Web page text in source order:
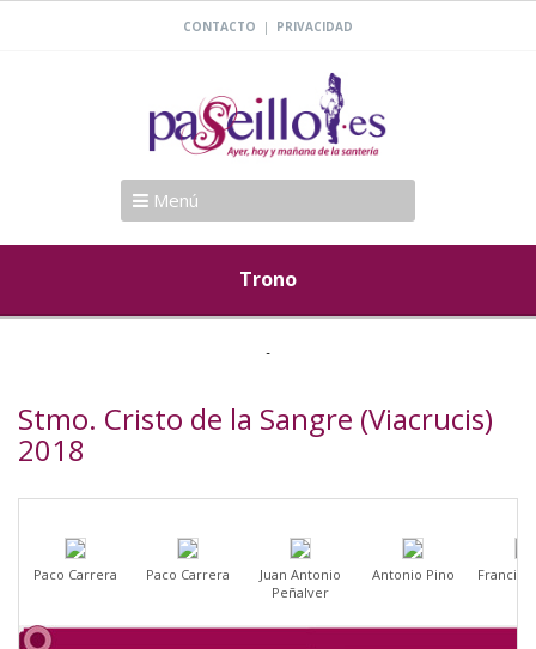
CONTACTO | PRIVACIDAD
Menú
Trono
Stmo. Cristo de la Sangre (Viacrucis)
2018
Paco Carrera Paco Carrera
Juan Antonio
Peñalver
Antonio Pino